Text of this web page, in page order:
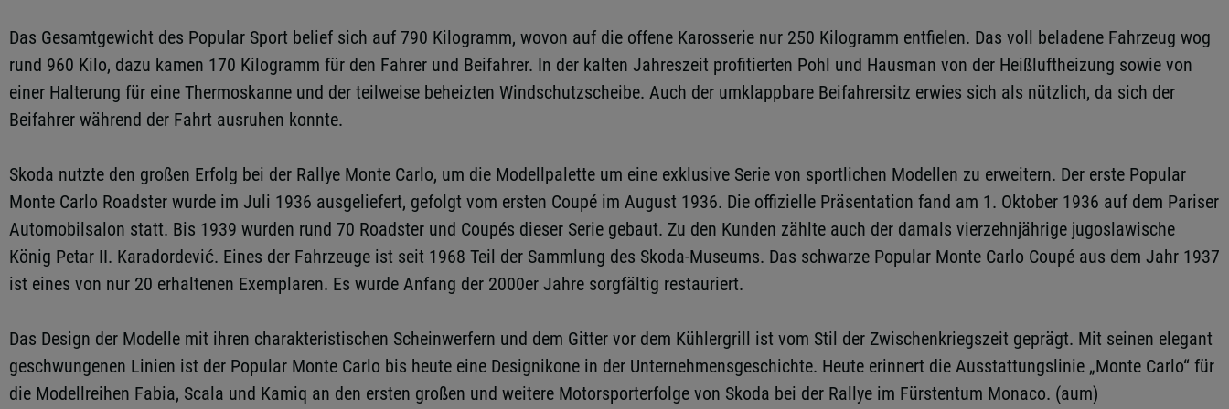
Das Gesamtgewicht des Popular Sport belief sich auf 790 Kilogramm, wovon auf die offene Karosserie nur 250 Kilogramm entfielen. Das voll beladene Fahrzeug wog
rund 960 Kilo, dazu kamen 170 Kilogramm für den Fahrer und Beifahrer. In der kalten Jahreszeit profitierten Pohl und Hausman von der Heißluftheizung sowie von
einer Halterung für eine Thermoskanne und der teilweise beheizten Windschutzscheibe. Auch der umklappbare Beifahrersitz erwies sich als nützlich, da sich der
Beifahrer während der Fahrt ausruhen konnte.
Skoda nutzte den großen Erfolg bei der Rallye Monte Carlo, um die Modellpalette um eine exklusive Serie von sportlichen Modellen zu erweitern. Der erste Popular
Monte Carlo Roadster wurde im Juli 1936 ausgeliefert, gefolgt vom ersten Coupé im August 1936. Die offizielle Präsentation fand am 1. Oktober 1936 auf dem Pariser
Automobilsalon statt. Bis 1939 wurden rund 70 Roadster und Coupés dieser Serie gebaut. Zu den Kunden zählte auch der damals vierzehnjährige jugoslawische
König Petar II. Karadordević. Eines der Fahrzeuge ist seit 1968 Teil der Sammlung des Skoda-Museums. Das schwarze Popular Monte Carlo Coupé aus dem Jahr 1937
ist eines von nur 20 erhaltenen Exemplaren. Es wurde Anfang der 2000er Jahre sorgfältig restauriert.
Das Design der Modelle mit ihren charakteristischen Scheinwerfern und dem Gitter vor dem Kühlergrill ist vom Stil der Zwischenkriegszeit geprägt. Mit seinen elegant
geschwungenen Linien ist der Popular Monte Carlo bis heute eine Designikone in der Unternehmensgeschichte. Heute erinnert die Ausstattungslinie „Monte Carlo“ für
die Modellreihen Fabia, Scala und Kamiq an den ersten großen und weitere Motorsporterfolge von Skoda bei der Rallye im Fürstentum Monaco. (aum)